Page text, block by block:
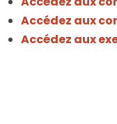
Accédez aux
Accédez aux